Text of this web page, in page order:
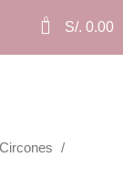
0 S/. 0.00